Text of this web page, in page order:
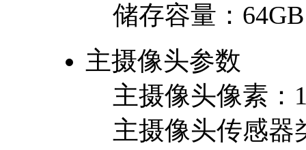
储存容量： 64GB
主摄像头参数
主摄像头像素：
主摄像头传感器